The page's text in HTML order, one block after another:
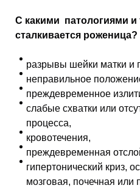
С какими патологиями
сталкивается роженица?
разрывы шейки матки и
неправильное
преждевременное
слабые схватки или
процесса,
кровотечения,
преждевременная
гипертонический криз,
мозговая, почечная или